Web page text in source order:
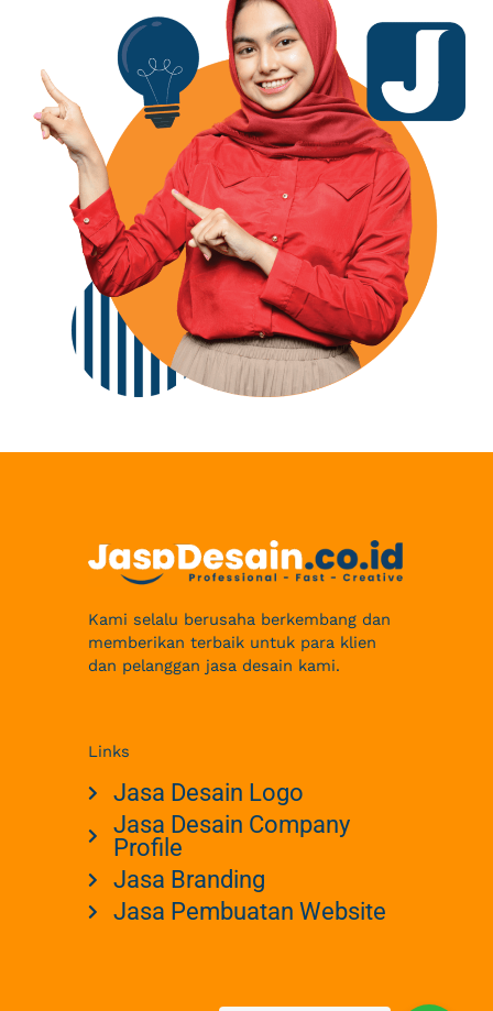
Kami selalu berusaha berkembang dan
memberikan terbaik untuk para klien
dan pelanggan jasa desain kami.
Links
Jasa Desain Logo
Jasa Desain Company
Profile
Jasa Branding
Jasa Pembuatan Website